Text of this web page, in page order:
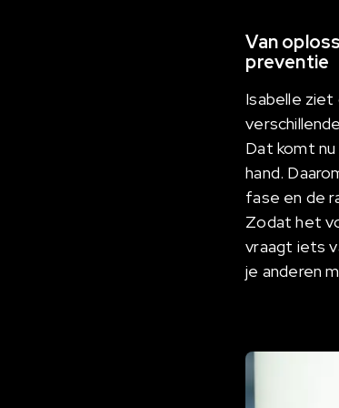
Van
preventie
Isabelle ziet
Dat komt
hand.
fase en de
Zodat het
vraagt iets
je anderen